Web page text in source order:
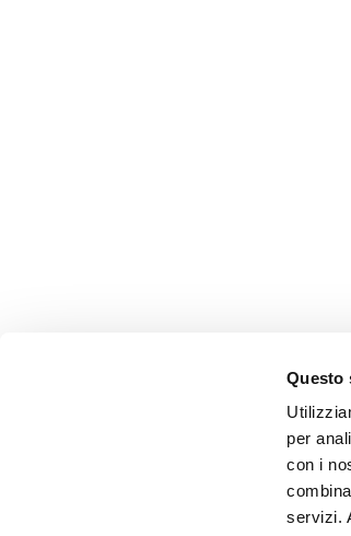
Questo
per
con i
servizi.